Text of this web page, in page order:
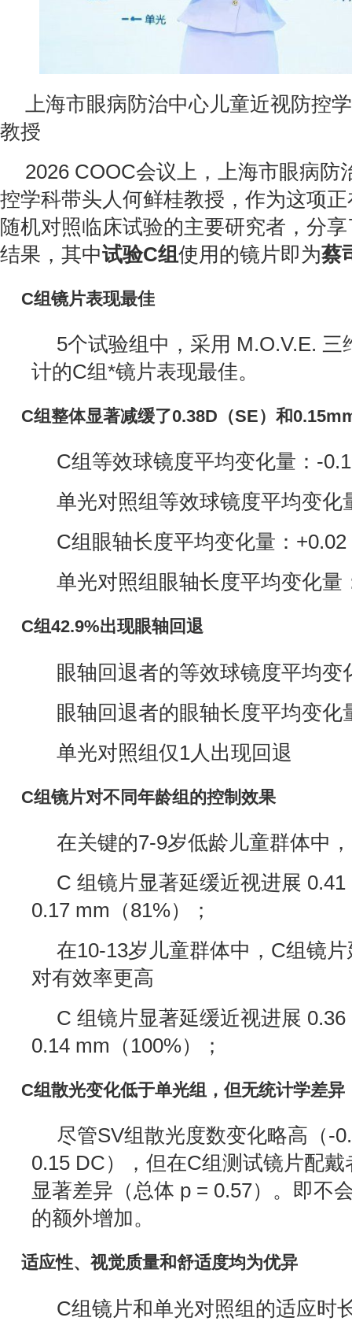
上海市眼病防治中心儿童近视防控
教授
2026 COOC会议上，上海市眼病防
控学科带头人何鲜桂教授，作为这项
随机对照临床试验的主要研究者，分
结果，其中试验C组使用的镜片即为蔡
C组镜片表现最佳
5个试验组中，采用 M.O.V.E. 三
计的C组*镜片表现最佳。
C组整体显著减缓了0.38D（SE）和
C组等效球镜度平均变化量：-
单光对照组等效球镜度平均变化
C组眼轴长度平均变化量：+0.02
单光对照组眼轴长度平均变化量
C组42.9%出现眼轴回退
眼轴回退者的等效球镜度平均变
眼轴回退者的眼轴长度平均变化
单光对照组仅1人出现回退
C组镜片对不同年龄组的控制效果
在关键的7-9岁低龄儿童群体中，
C 组镜片显著延缓近视进展
0.17 mm（81%）；
在10-13岁儿童群体中，C组镜
对有效率更高
C 组镜片显著延缓近视进展
0.14 mm（100%）；
C组散光变化低于单光组，但无统计学差异
尽管SV组散光度数变化略高（-
0.15 DC），但在C组测试镜片配戴
显著差异（总体 p = 0.57）。即不
的额外增加。
适应性、视觉质量和舒适度均为优异
C组镜片和单光对照组的适应时